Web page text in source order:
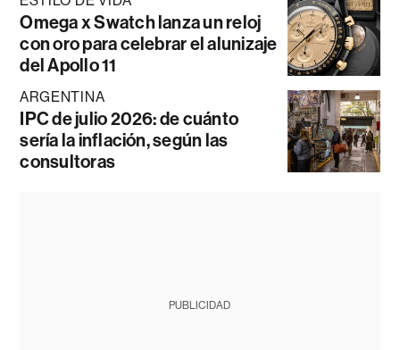
Omega x Swatch lanza un reloj
con oro para celebrar el alunizaje
del Apollo 11
ARGENTINA
IPC de julio 2026: de cuánto
sería la inflación, según las
consultoras
PUBLICIDAD